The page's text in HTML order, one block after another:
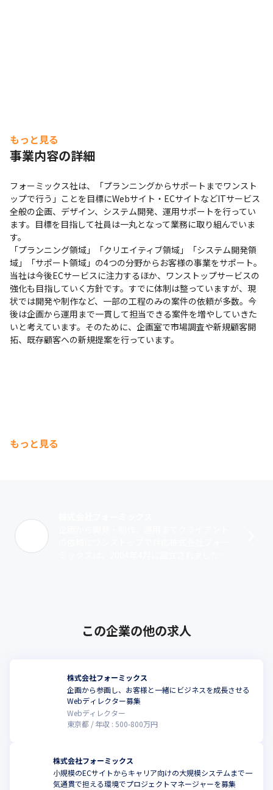
もっと見る
事業内容の詳細
フォーミックス社は、「プランニングからサポートまでワンスト
ップで行う」ことを目標にWebサイト・ECサイトなどITサービス
全般の企画、デザイン、システム開発、運用サポートを行ってい
ます。目標を目指して社員は一丸となって業務に取り組んでいま
す。
「プランニング領域」「クリエイティブ領域」「システム開発領
域」「サポート領域」の4つの分野からお客様の事業をサポート。
当社は今後ECサービスに注力するほか、ワンストップサービスの
強化も目指していく方針です。すでに体制は整っていますが、現
状では開発や制作など、一部の工程のみの案件の依頼が多数。今
後は企画から運用まで一貫して担当できる案件を増やしていきた
いと考えています。そのために、企画室で市場調査や新規顧客開
拓、既存顧客への新規提案を行っています。
もっと見る
この企業の他の求人
株式会社フォーミックス
企画から参画し、お客様と一緒にビジネスを成長させる
Webディレクター募集
Webディレクター
東京都
年収 :500-800万円
株式会社フォーミックス
小規模のECサイトからキャリア向けの大規模システムまで一
気通貫で担える環境でプロジェクトマネージャーを募集